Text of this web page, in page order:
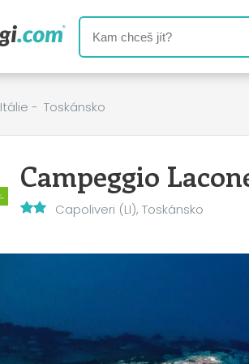
Itálie - Toskánsko
Campeggio
Capoliveri (LI), Toskánsko